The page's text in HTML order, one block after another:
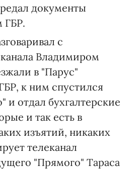
документы
ГБР.
с
Владимиром
в "Парус"
к ним спустился
и отдал бухгалтерские
и так есть в
изъятий, никаких
телеканал
"Прямого" Тараса